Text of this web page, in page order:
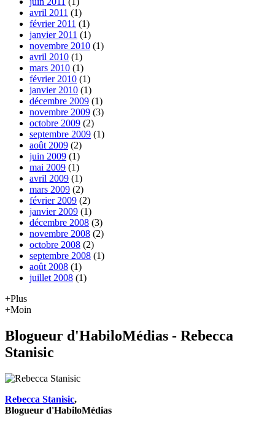
avril 2011 (1)
février 2011 (1)
janvier 2011 (1)
novembre 2010 (1)
avril 2010 (1)
mars 2010 (1)
février 2010 (1)
janvier 2010 (1)
décembre 2009 (1)
novembre 2009 (3)
octobre 2009 (2)
septembre 2009 (1)
août 2009 (2)
juin 2009 (1)
mai 2009 (1)
avril 2009 (1)
mars 2009 (2)
février 2009 (2)
janvier 2009 (1)
décembre 2008 (3)
novembre 2008 (2)
octobre 2008 (2)
septembre 2008 (1)
août 2008 (1)
juillet 2008 (1)
+Plus
+Moin
Blogueur d'HabiloMédias - Rebecca
Stanisic
Rebecca Stanisic,
Blogueur d'HabiloMédias